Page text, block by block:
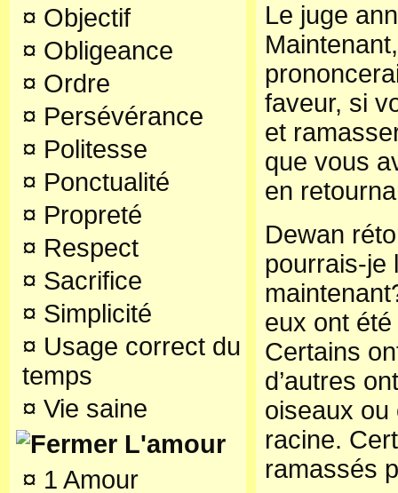
¤ Objectif
¤ Obligeance
¤ Ordre
¤ Persévérance
¤ Politesse
¤ Ponctualité
¤ Propreté
¤ Respect
¤ Sacrifice
¤ Simplicité
¤ Usage correct du
temps
¤ Vie saine
L'amour
¤ 1 Amour
Le juge
faveur, si
et
que vous
en
Dewan
pourrais-je
eux ont
Certains
d’autres
oiseaux ou
racine.
ramassés